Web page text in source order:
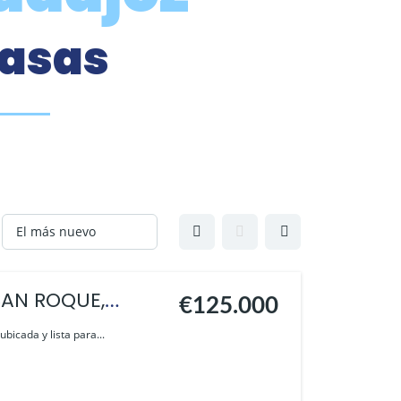
ROQUE,
y lista para...
€125.000